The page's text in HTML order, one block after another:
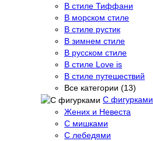
В стиле Тиффани
В морском стиле
В стиле рустик
В зимнем стиле
В русском стиле
В стиле Love is
В стиле путешествий
Все категории (13)
С фигурками
Жених и Невеста
С мишками
С лебедями